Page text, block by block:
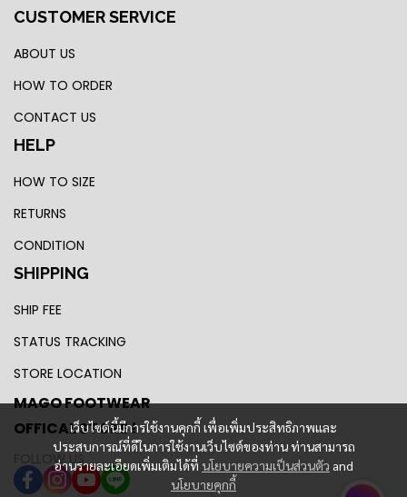
เว็บไซต์นี้มีการใช้งานคุกกี้ เพื่อเพิ่มประสิทธิภาพและ
ประสบการณ์ที่ดีในการใช้งานเว็บไซต์ของท่าน ท่านสามารถ
อ่านรายละเอียดเพิ่มเติมได้ที่ นโยบายความเป็นส่วนตัว and
นโยบายคุกกี้
CUSTOMER SERVICE
ABOUT US
HOW TO ORDER
CONTACT US
HELP
HOW TO SIZE
RETURNS
CONDITION
SHIPPING
SHIP FEE
STATUS TRACKING
STORE LOCATION
MAGO FOOTWEAR
OFFICAL STORE !
FOLLOW US